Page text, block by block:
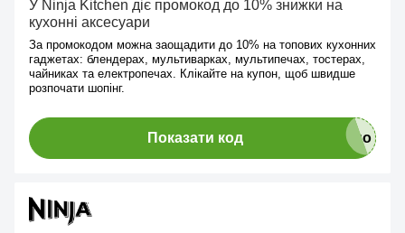
У Ninja Kitchen діє промокод до 10% знижки на
кухонні аксесуари
За промокодом можна заощадити до 10% на топових кухонних
гаджетах: блендерах, мультиварках, мультипечах, тостерах,
чайниках та електропечах. Клікайте на купон, щоб швидше
розпочати шопінг.
Показати код